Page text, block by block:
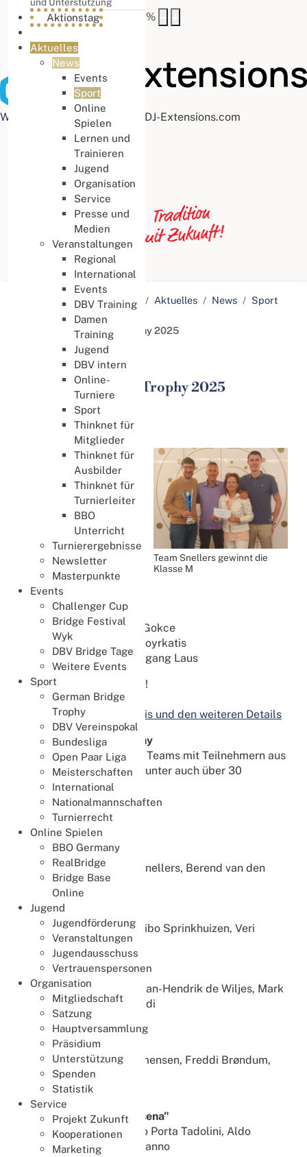
Buchstabenabstand
%
Web Accessibility plugin by DJ-Extensions.com
Aktionstag
Aktuelles
News
Events
Sport
Online
Spielen
Lernen und
Trainieren
Jugend
Organisation
Service
Presse und
Medien
Veranstaltungen
Regional
International
Events
DBV Training
Damen
Training
Jugend
DBV intern
Online-
Turniere
Sport
Thinknet für
Mitglieder
Thinknet für
Ausbilder
Thinknet für
Turnierleiter
BBO
Unterricht
Turnierergebnisse
Newsletter
Masterpunkte
Events
Challenger Cup
Bridge Festival
Wyk
DBV Bridge Tage
Weitere Events
Sport
German Bridge
Trophy
DBV Vereinspokal
Bundesliga
Open Paar Liga
Meisterschaften
International
Nationalmannschaften
Turnierrecht
Online Spielen
BBO Germany
RealBridge
Bridge Base
Online
Jugend
Jugendförderung
Veranstaltungen
Jugendausschuss
Vertrauenspersonen
Organisation
Mitgliedschaft
Satzung
Hauptversammlung
Präsidium
Unterstützung
Spenden
Statistik
Service
Projekt Zukunft
Kooperationen
Marketing
Aktuelle Seite: Startseite Aktuelles News
Sport
German Bridge Trophy
11. German Bridge Trophy 2025
Sport
11. German Bridge Trophy 2025
24. April 2025
Team Snellers gewinnt die
Klasse M
Die 11. Germany Bridge
Trophy fand vom 6. bis
9. Juni 2025 im Maritim
Airport Hotel Hannover
Warm-up Turnier
Am Warm-up IMP
Paarturnier nahmen 56
Paare teil. Die ersten
drei Plätzen gehen an:
1. Darina Langer - Hakan Gokce
2. Liam Fegarty - Sam Anoyrkatis
3. Thomas Burg - Dr. Wolfgang Laus
Herzlichen Glückwunsch!
Hier geht es zum
Ergebnis und den weiteren Details
11. German Bridge Trophy
Bei der Trophy waren 48 Teams mit Teilnehmern aus
15 Ländern am Start, darunter auch über 30
Junioren.
Die Ergebnisse in Kürze:
Klasse M
Team "Snellers"
Wubbo de Boer, Agnes Snellers, Berend van den
Bos, Joris van Lankveld
Team "Team NL"
Guy Mendes de Leon, Thibo Sprinkhuizen, Veri
Kiljan, Bart Nab
Team "Benni & the Kids"
SIbrand van Oosten, Dr. Jan-Hendrik de Wiljes, Mark
Kemeny, Benjámin Zábrádi
Klasse A
Team "Team Phlink"
Morten Klug, Poul Clemmensen, Freddi Brøndum,
Fleming Madsen
Klasse B
Team "White Bridge Cesena"
Sergio Bianchi, Frederico Porta Tadolini, Aldo
Giovanni Gerli, Andrea Manno